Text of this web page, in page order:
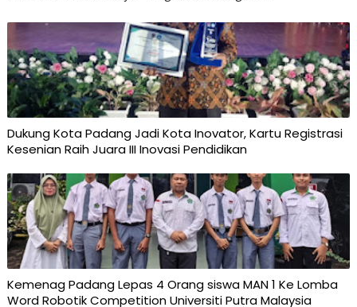
Dukung Kota Padang Jadi Kota Inovator, Kartu Registrasi
Kesenian Raih Juara III Inovasi Pendidikan
Kemenag Padang Lepas 4 Orang siswa MAN 1 Ke Lomba
Word Robotik Competition Universiti Putra Malaysia